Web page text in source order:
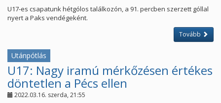
U17-es csapatunk hétgólos találkozón, a 91. percben szerzett góllal
nyert a Paks vendégeként.
Tovább
Utánpótlás
U17: Nagy iramú mérkőzésen értékes
döntetlen a Pécs ellen
2022.03.16. szerda, 21:55